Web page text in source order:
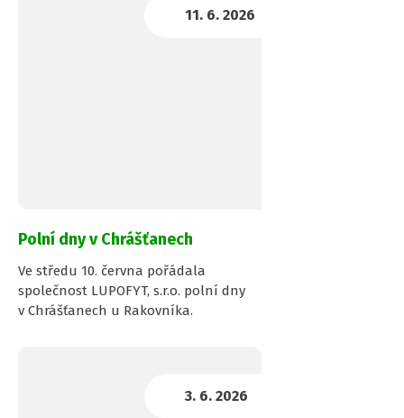
Polní dny v Chrášťanech
Ve středu 10. června pořádala
společnost LUPOFYT, s.r.o. polní dny
v Chrášťanech u Rakovníka.